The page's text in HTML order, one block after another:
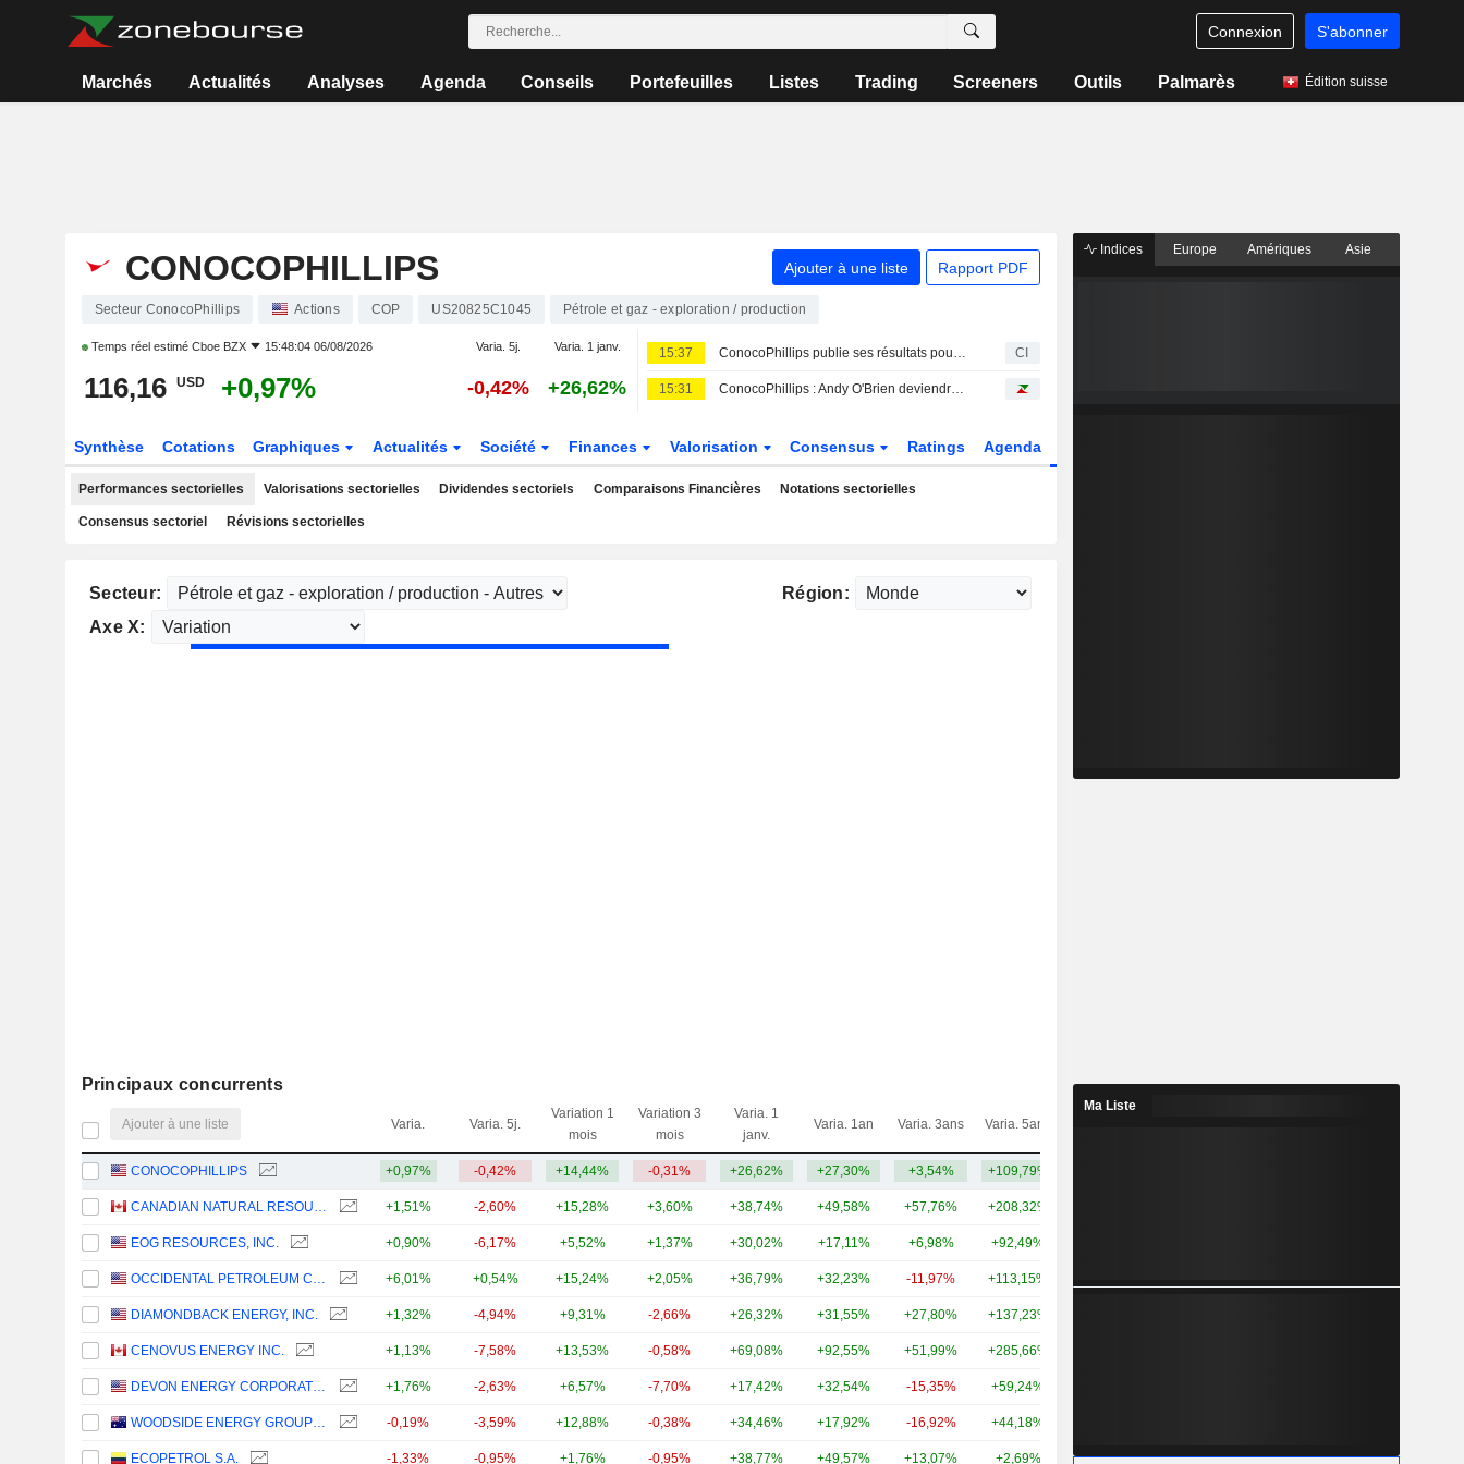
Connexion S'abonner
Marchés Actualités Analyses Agenda Conseils Portefeuilles Listes Trading Screeners Outils Palmarès Édition suisse
CONOCOPHILLIPS Ajouter à une liste Rapport PDF
Secteur ConocoPhillips Actions COP US20825C1045 Pétrole et gaz - exploration / production
Temps réel estimé Cboe BZX 15:48:04 06/08/2026 Varia. 5j. Varia. 1 janv.
116,16 USD +0,97% -0,42% +26,62%
15:37 ConocoPhillips publie ses résultats pour le deuxième trimestre et le premier semestre clos le 30 juin 2026 CI
15:31 ConocoPhillips : Andy O'Brien deviendra le PDG en septembre 2026
Synthèse Cotations Graphiques Actualités Société Finances Valorisation Consensus Ratings Agenda
Performances sectorielles Valorisations sectorielles Dividendes sectoriels Comparaisons Financières Notations sectorielles
Consensus sectoriel Révisions sectorielles
Secteur:
Région:
Axe X:
Principaux concurrents
Ajouter à une liste Varia. Varia. 5j.
Variation 1
mois
Variation 3
mois
Varia. 1
janv.
Varia. 1an Varia. 3ans Varia. 5ans
Varia.
CONOCOPHILLIPS +0,97% -0,42% +14,44% -0,31% +26,62% +27,30% +3,54% +109,79%
CANADIAN NATURAL RESOURCES LIMITED +1,51% -2,60% +15,28% +3,60% +38,74% +49,58% +57,76% +208,32%
EOG RESOURCES, INC. +0,90% -6,17% +5,52% +1,37% +30,02% +17,11% +6,98% +92,49%
OCCIDENTAL PETROLEUM CORPORATION +6,01% +0,54% +15,24% +2,05% +36,79% +32,23% -11,97% +113,15%
DIAMONDBACK ENERGY, INC. +1,32% -4,94% +9,31% -2,66% +26,32% +31,55% +27,80% +137,23%
CENOVUS ENERGY INC. +1,13% -7,58% +13,53% -0,58% +69,08% +92,55% +51,99% +285,66%
DEVON ENERGY CORPORATION +1,76% -2,63% +6,57% -7,70% +17,42% +32,54% -15,35% +59,24%
WOODSIDE ENERGY GROUP LTD -0,19% -3,59% +12,88% -0,38% +34,46% +17,92% -16,92% +44,18%
ECOPETROL S.A. -1,33% -0,95% +1,76% -0,95% +38,77% +49,57% +13,07% +2,69% +110,98% 33,52 Md
Indices Europe Amériques Asie
Ma Liste